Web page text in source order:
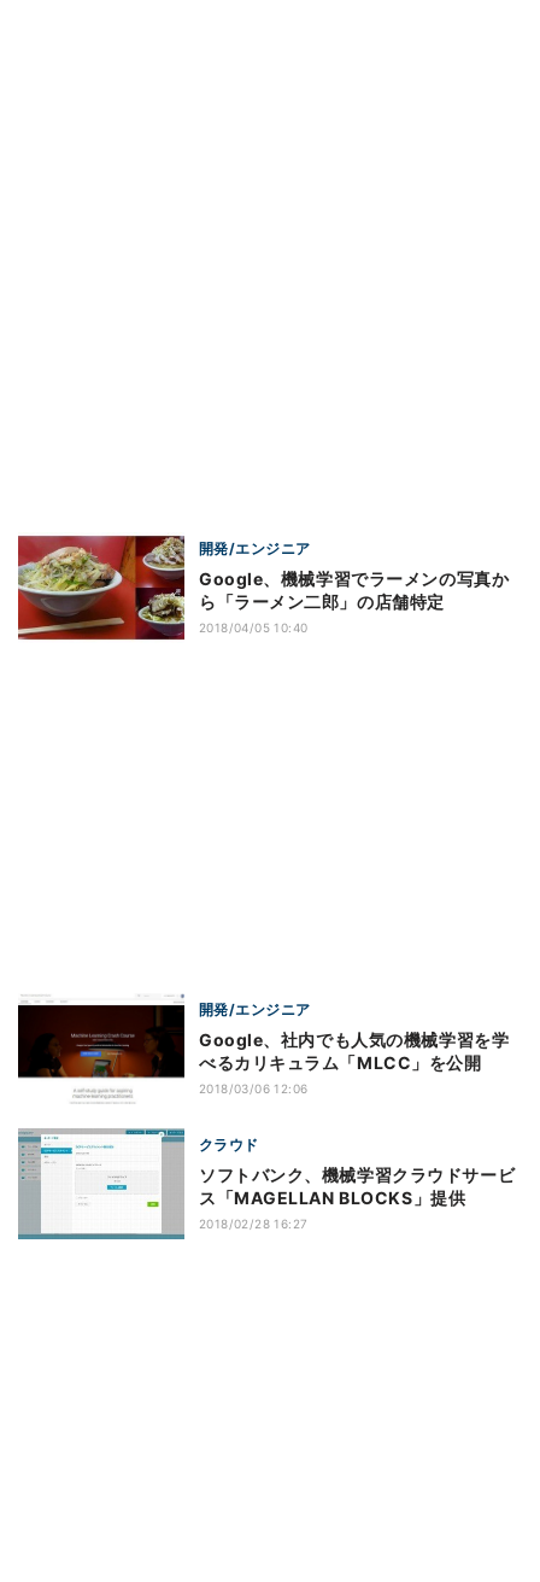
開発/エンジニア
Google、機械学習でラーメンの写真か
ら「ラーメン二郎」の店舗特定
2018/04/05 10:40
開発/エンジニア
Google、社内でも人気の機械学習を学
べるカリキュラム「MLCC」を公開
2018/03/06 12:06
クラウド
ソフトバンク、機械学習クラウドサービ
ス「MAGELLAN BLOCKS」提供
2018/02/28 16:27